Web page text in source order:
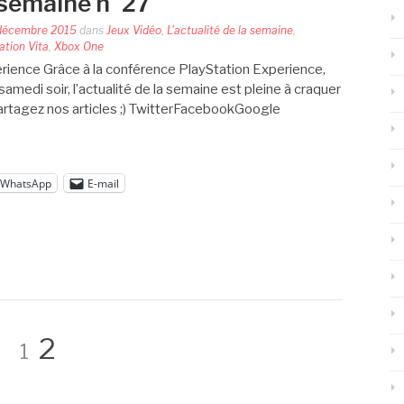
2015 dans Jeux Vidéo L'actualité de la semaine
Vita Xbox One
Grâce à la conférence PlayStation Experience,
soir, l’actualité de la semaine est pleine à craquer
nos articles ;) TwitterFacebookGoogle
WhatsApp E-mail
Page
1 Page
2